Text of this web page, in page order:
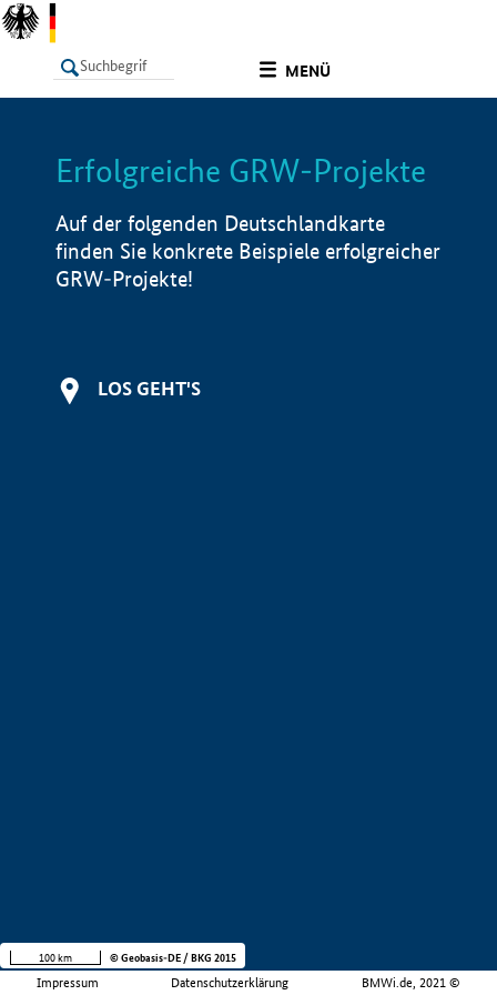
MENÜ
LISTE Info
Erfolgreiche GRW-Projekte
Auf der folgenden Deutschlandkarte
finden Sie konkrete Beispiele erfolgreicher
GRW-Projekte!
LOS GEHT'S
Impressum Datenschutzerklärung BMWi.de, 2021 ©
100 km © Geobasis-DE / BKG 2015